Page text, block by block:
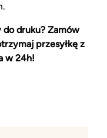
druku? Zamów
przesyłkę z
w 24h!